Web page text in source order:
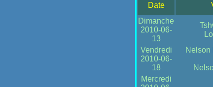
Date
Dimanche
2010-06-
13
Vendredi
2010-06-
18
Nelson
Mercredi